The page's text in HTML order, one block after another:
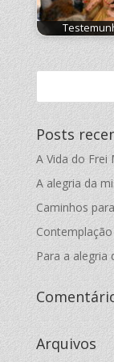
Posts
A Vida do Frei
A alegria da
Caminhos
Para a alegria
Arquivos